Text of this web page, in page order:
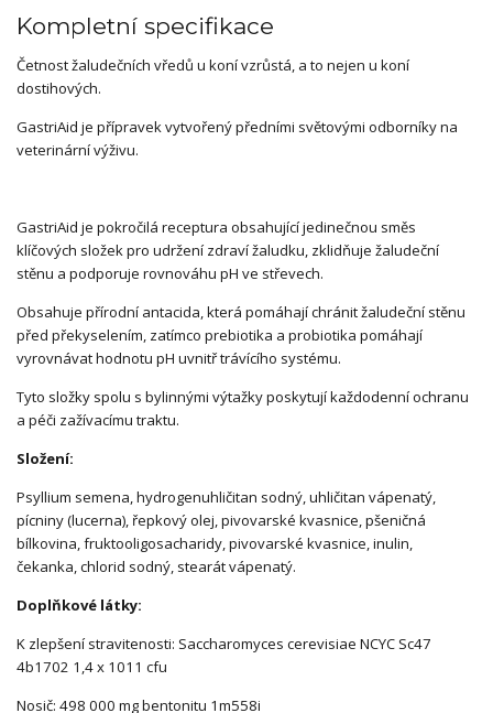
Kompletní specifikace
Četnost žaludečních vředů u koní vzrůstá, a to nejen u koní
dostihových.
GastriAid je přípravek vytvořený předními světovými odborníky na
veterinární výživu.
GastriAid je pokročilá receptura obsahující jedinečnou směs
klíčových složek pro udržení zdraví žaludku, zklidňuje žaludeční
stěnu a podporuje rovnováhu pH ve střevech.
Obsahuje přírodní antacida, která pomáhají chránit žaludeční stěnu
před překyselením, zatímco prebiotika a probiotika pomáhají
vyrovnávat hodnotu pH uvnitř trávícího systému.
Tyto složky spolu s bylinnými výtažky poskytují každodenní ochranu
a péči zažívacímu traktu.
Složení:
Psyllium semena, hydrogenuhličitan sodný, uhličitan vápenatý,
pícniny (lucerna), řepkový olej, pivovarské kvasnice, pšeničná
bílkovina, fruktooligosacharidy, pivovarské kvasnice, inulin,
čekanka, chlorid sodný, stearát vápenatý.
Doplňkové látky:
K zlepšení stravitenosti: Saccharomyces cerevisiae NCYC Sc47
4b1702 1,4 x 1011 cfu
Nosič: 498 000 mg bentonitu 1m558i